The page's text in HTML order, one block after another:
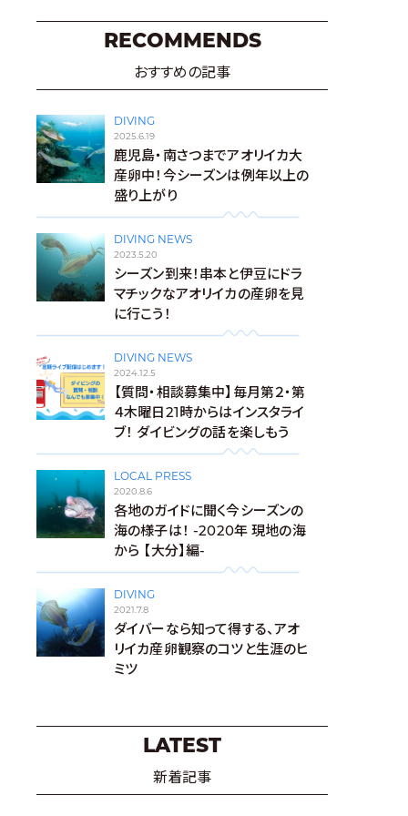
RECOMMENDS
おすすめの記事
DIVING
2025.6.19
鹿児島・南さつまでアオリイカ大
産卵中！今シーズンは例年以上の
盛り上がり
DIVING NEWS
2023.5.20
シーズン到来！串本と伊豆にドラ
マチックなアオリイカの産卵を見
に行こう！
DIVING NEWS
2024.12.5
【質問・相談募集中】毎月第２・第
４木曜日21時からはインスタライ
ブ！ ダイビングの話を楽しもう
LOCAL PRESS
2020.8.6
各地のガイドに聞く今シーズンの
海の様子は！ -2020年 現地の海
から 【大分】編-
DIVING
2021.7.8
ダイバーなら知って得する、アオ
リイカ産卵観察のコツと生涯のヒ
ミツ
LATEST
新着記事